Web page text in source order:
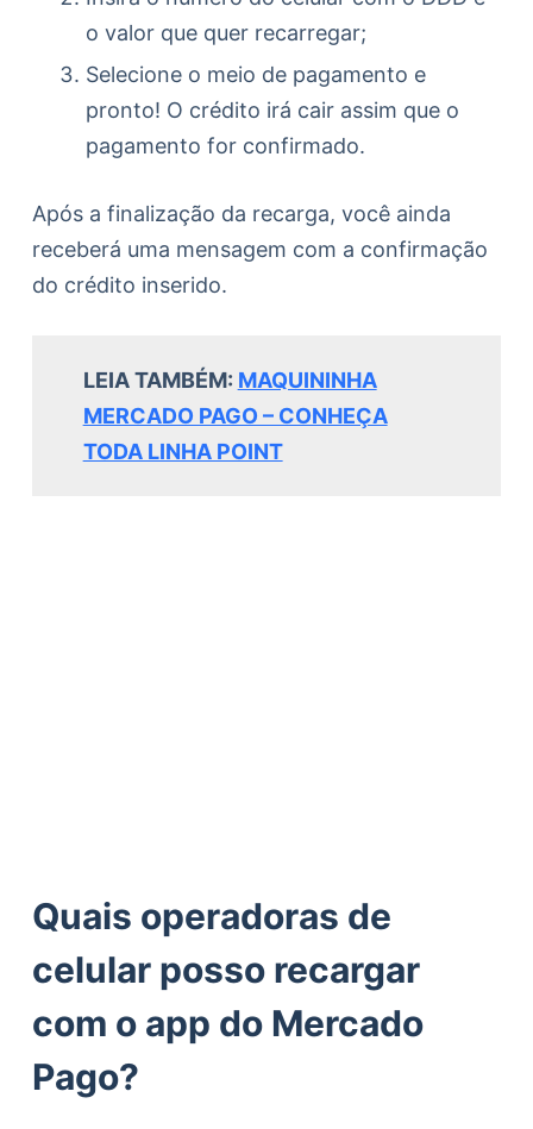
o valor que quer recarregar;
Selecione o meio de pagamento e
pronto! O crédito irá cair assim que o
pagamento for confirmado.
Após a finalização da recarga, você ainda
receberá uma mensagem com a confirmação
do crédito inserido.
LEIA TAMBÉM: MAQUININHA
MERCADO PAGO – CONHEÇA
TODA LINHA POINT
Quais operadoras de
celular posso recargar
com o app do Mercado
Pago?